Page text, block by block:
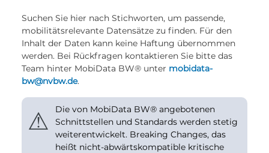
Suchen Sie hier nach Stichworten, um passende,
mobilitätsrelevante Datensätze zu finden. Für den
Inhalt der Daten kann keine Haftung übernommen
werden. Bei Rückfragen kontaktieren Sie bitte das
Team hinter MobiData BW® unter mobidata-
bw@nvbw.de.
⚠
Die von MobiData BW® angebotenen
Schnittstellen und Standards werden stetig
weiterentwickelt. Breaking Changes, das
heißt nicht-abwärtskompatible kritische